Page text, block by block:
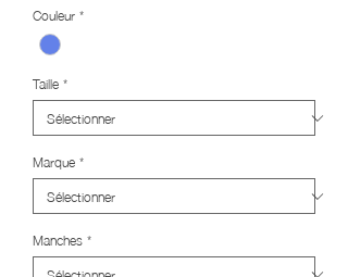
Couleur*
Taille*
Marque*
Manches*